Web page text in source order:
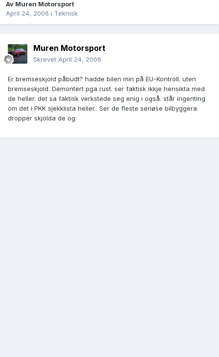
Av Muren Motorsport
April 24, 2006 i Teknisk
Muren Motorsport
Skrevet April 24, 2006
Er bremseskjold påbudt? hadde bilen min på EU-Kontroll. uten
bremseskjold. Demontert pga rust. ser faktisk ikkje hensikta med
de heller. det sa faktisk verkstede seg enig i også. står ingenting
om det i PKK sjekklista heller.. Ser de fleste seriøse bilbyggera
dropper skjolda de og.